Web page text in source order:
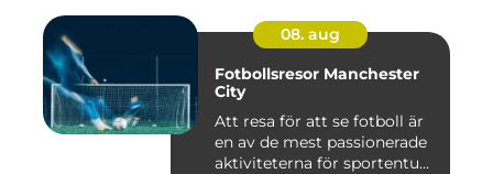
08. aug
Fotbollsresor Manchester
City
Att resa för att se fotboll är
en av de mest passionerade
aktiviteterna för sportentu...